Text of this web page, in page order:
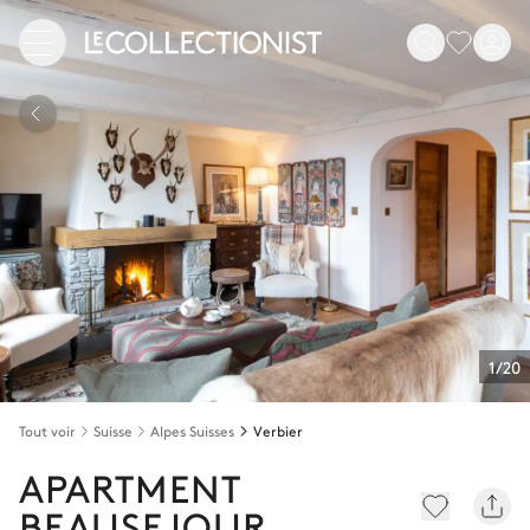
1/20
Tout voir Suisse Alpes Suisses Verbier
APARTMENT